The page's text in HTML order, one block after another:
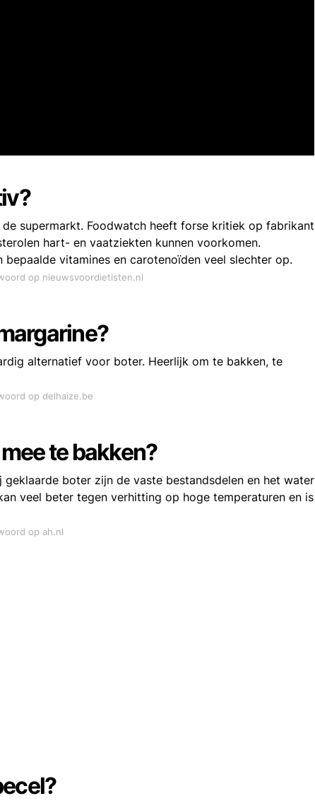
supermarkt. Foodwatch heeft forse kritiek op fabrikant
hart- en vaatziekten kunnen voorkomen.
vitamines en carotenoïden veel slechter op.
op nieuwsvoordietisten.nl
alternatief voor boter. Heerlijk om te bakken, te
op delhaize.be
te bakken?
boter zijn de vaste bestandsdelen en het water
veel beter tegen verhitting op hoge temperaturen en is
op ah.nl